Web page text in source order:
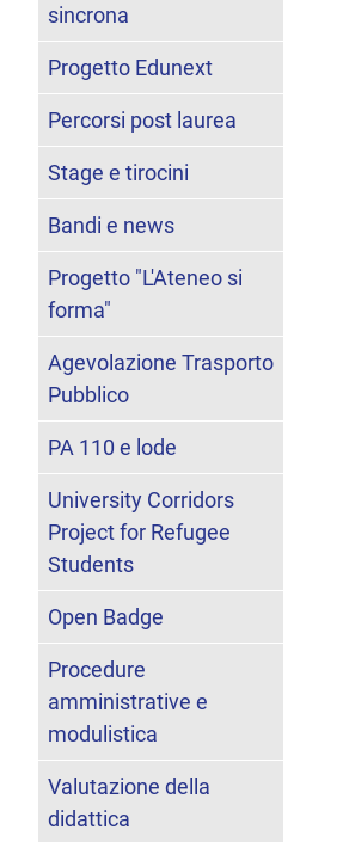
sincrona
Progetto Edunext
Percorsi post laurea
Stage e tirocini
Bandi e news
Progetto "L'Ateneo si
forma"
Agevolazione Trasporto
Pubblico
PA 110 e lode
University Corridors
Project for Refugee
Students
Open Badge
Procedure
amministrative e
modulistica
Valutazione della
didattica